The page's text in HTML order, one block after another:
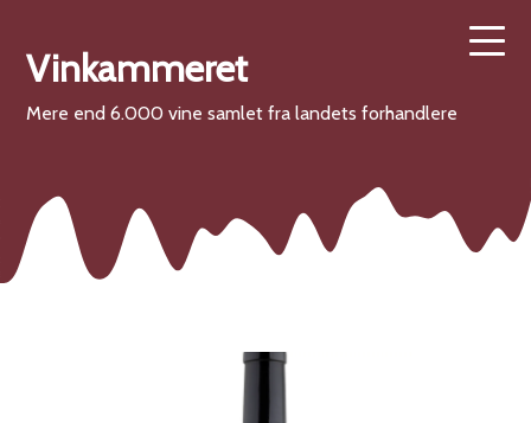
Vinkammeret
Mere end 6.000 vine samlet fra landets forhandlere